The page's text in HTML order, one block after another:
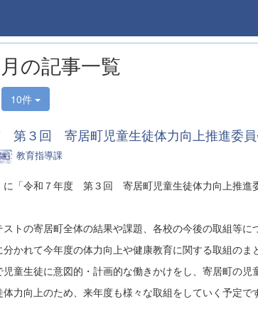
の記事一覧
10件
第３回 寄居町児童生徒体力向上推進委
教育指導課
に「令和７年度 第３回 寄居町児童生徒体力向上推進
トの寄居町全体の結果や課題、各校の今後の取組等に
かれて今年度の体力向上や健康教育に関する取組のま
童生徒に意図的・計画的な働きかけをし、寄居町の児
力向上のため、来年度も様々な取組をしていく予定です